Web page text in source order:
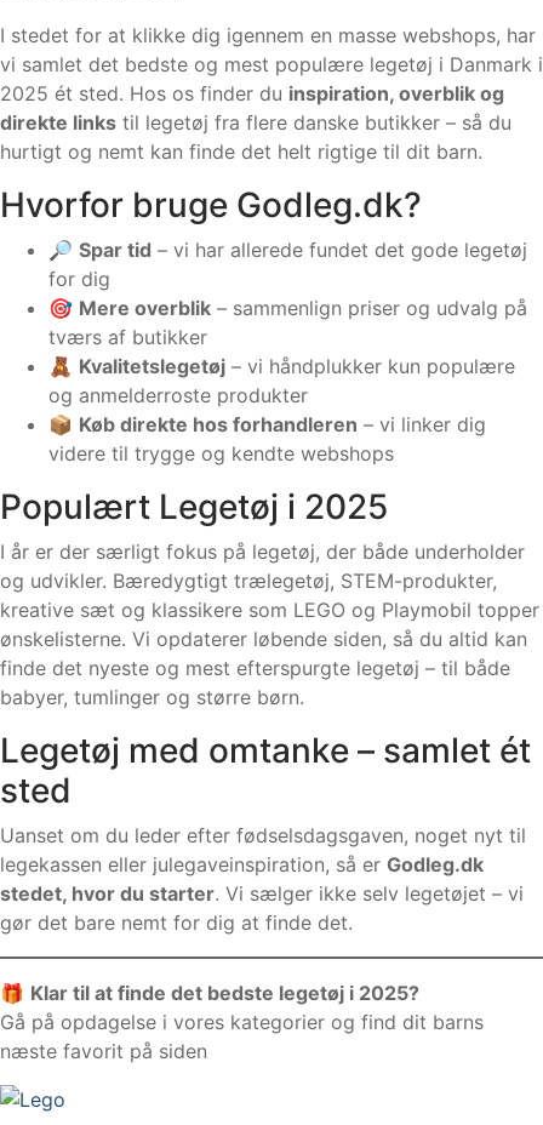
I stedet for at klikke dig igennem en masse webshops, har
vi samlet det bedste og mest populære legetøj i Danmark i
2025 ét sted. Hos os finder du inspiration, overblik og
direkte links til legetøj fra flere danske butikker – så du
hurtigt og nemt kan finde det helt rigtige til dit barn.
Hvorfor bruge Godleg.dk?
🔎 Spar tid – vi har allerede fundet det gode legetøj
for dig
🎯 Mere overblik – sammenlign priser og udvalg på
tværs af butikker
🧸 Kvalitetslegetøj – vi håndplukker kun populære
og anmelderroste produkter
📦 Køb direkte hos forhandleren – vi linker dig
videre til trygge og kendte webshops
Populært Legetøj i 2025
I år er der særligt fokus på legetøj, der både underholder
og udvikler. Bæredygtigt trælegetøj, STEM-produkter,
kreative sæt og klassikere som LEGO og Playmobil topper
ønskelisterne. Vi opdaterer løbende siden, så du altid kan
finde det nyeste og mest efterspurgte legetøj – til både
babyer, tumlinger og større børn.
Legetøj med omtanke – samlet ét
sted
Uanset om du leder efter fødselsdagsgaven, noget nyt til
legekassen eller julegaveinspiration, så er Godleg.dk
stedet, hvor du starter. Vi sælger ikke selv legetøjet – vi
gør det bare nemt for dig at finde det.
🎁 Klar til at finde det bedste legetøj i 2025?
Gå på opdagelse i vores kategorier og find dit barns
næste favorit på siden